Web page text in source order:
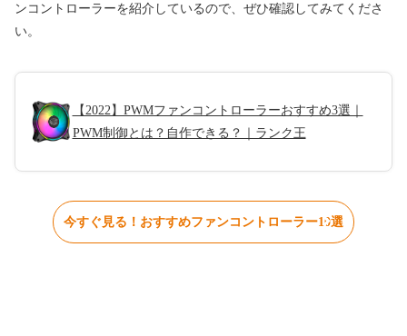
ンコントローラーを紹介しているので、ぜひ確認してみてくださ
い。
【2022】PWMファンコントローラーおすすめ3選｜
PWM制御とは？自作できる？｜ランク王
今すぐ見る！おすすめファンコントローラー10選